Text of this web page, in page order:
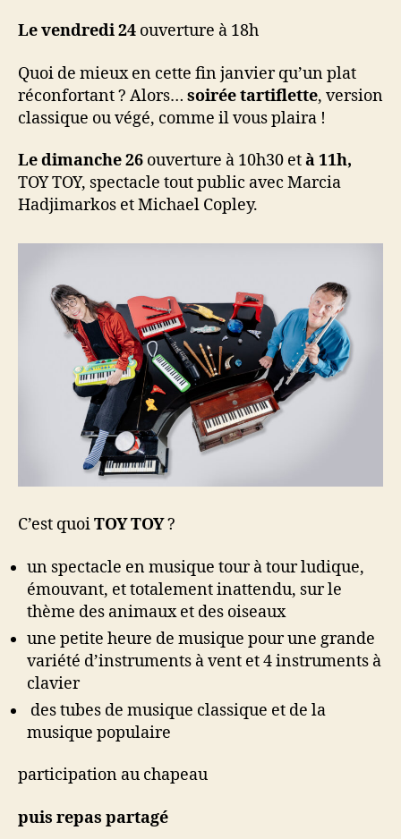
Le vendredi 24 ouverture à 18h
Quoi de mieux en cette fin janvier qu’un plat
réconfortant ? Alors… soirée tartiflette, version
classique ou végé, comme il vous plaira !
Le dimanche 26 ouverture à 10h30 età 11h,
TOY TOY, spectacle tout public avec Marcia
Hadjimarkos et Michael Copley.
C’est quoiTOY TOY?
un spectacle en musique tour à tour ludique,
émouvant, et totalement inattendu, sur le
thème des animaux et des oiseaux
une petite heure de musique pour une grande
variété d’instruments à vent et 4 instruments à
clavier
des tubes de musique classique et de la
musique populaire
participation au chapeau
puis repas partagé